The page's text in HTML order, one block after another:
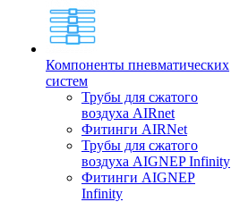
Компоненты пневматических
систем
Трубы для сжатого
воздуха AIRnet
Фитинги AIRNet
Трубы для сжатого
воздуха AIGNEP Infinity
Фитинги AIGNEP
Infinity